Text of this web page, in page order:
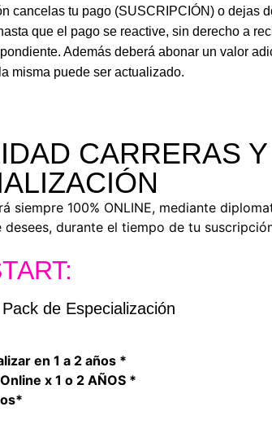
cancelas tu pago (SUSCRIPCIÓN) o dejas
que el pago se reactive, sin derecho a
Además deberá abonar un valor
misma puede ser actualizado.
CARRERAS
siempre 100% ONLINE, mediante
durante el tiempo de tu
de Especialización
en 1 a 2 años *
x 1 o 2 AÑOS *